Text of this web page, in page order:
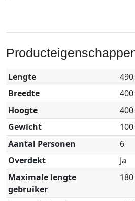
Lengte
Breedte
Hoogte
Gewicht
Aantal Personen
6
Overdekt
Ja
Maximale lengte
gebruiker